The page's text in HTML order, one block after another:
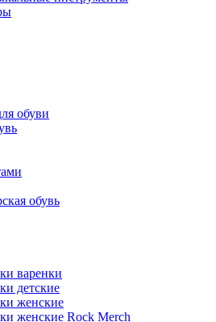
обуви
обувь
варенки
детские
женские
женские Rock Merch